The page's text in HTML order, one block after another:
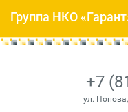
+7
ул.
Группа НКО